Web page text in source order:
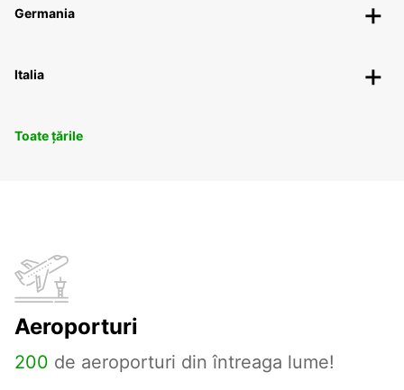
Germania
Italia
Toate țările
Aeroporturi
200 de aeroporturi din întreaga lume!